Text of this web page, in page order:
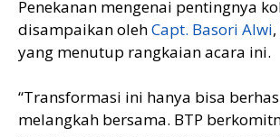
Penekanan mengenai pentingnya
disampaikan olehCapt. Basori Alwi
yang menutup rangkaian acara ini.
“Transformasi ini hanya bisa
melangkah bersama. BTP